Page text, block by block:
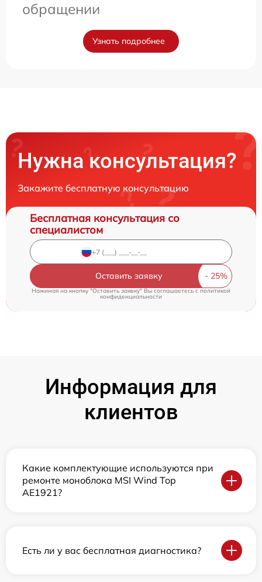
обращении
Узнать подробнее
Нужна консультация?
Закажите бесплатную консультацию
Бесплатная консультация со
специалистом
Оставить заявку
Нажимая на кнопку "Оставить заявку" Вы соглашаетесь c политикой
конфиденциальности
Информация для
клиентов
Какие комплектующие используются при
ремонте моноблока MSI Wind Top
AE1921?
Есть ли у вас бесплатная диагностика?